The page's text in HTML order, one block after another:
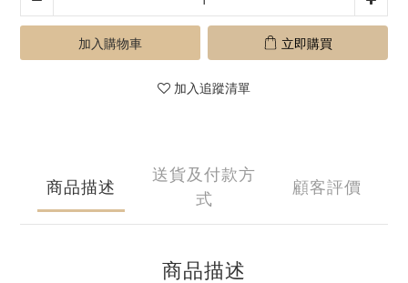
加入購物車 立即購買
加入追蹤清單
商品描述
送貨及付款方
式
顧客評價
商品描述